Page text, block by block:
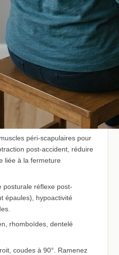
péri-scapulaires pour
post-accident, réduire
liée à la fermeture
posturale réflexe post-
épaules), hypoactivité
rhomboïdes, dentelé
coudes à 90°. Ramenez